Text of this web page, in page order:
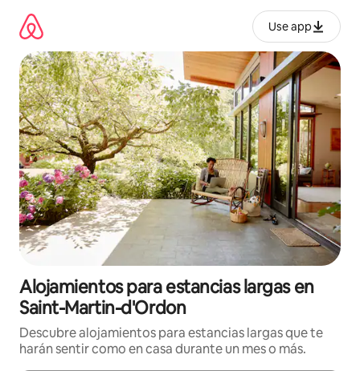
contenido
Use app
Alojamientos para estancias largas en
Saint-Martin-d'Ordon
Descubre alojamientos para estancias largas que te
harán sentir como en casa durante un mes o más.